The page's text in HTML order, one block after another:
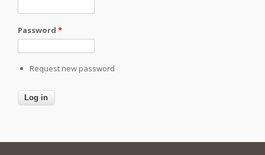
Password *
Request new password